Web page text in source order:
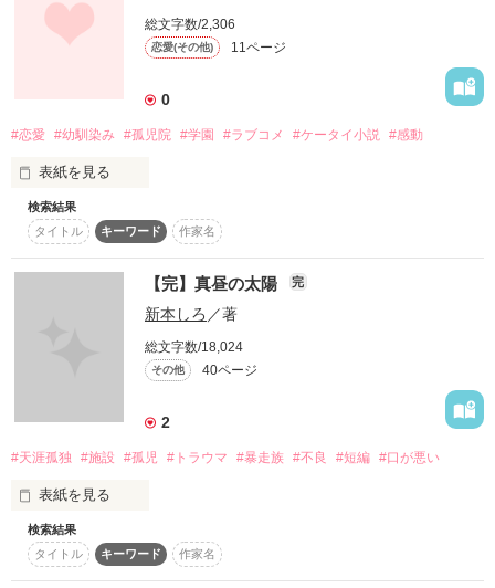
俳優
大嫌いな奴が
実は１０年前に好きだった人
それに気づいた途端
まるで１０年前に戻ったみたいで……
昔でストップしたはずの純愛が
また歯車を廻し始める
ﾓﾃﾞﾙ×俳優の非公開恋愛！？
総文字数/2,306
恋愛(その他) 11ページ
0
#恋愛 #幼馴染み #孤児院 #学園 #ラブコメ #ケータイ小説 #感動
表紙を見る
“ここから出して”と
キミを呼んでみたけど、
“そう、出ておいで”の
耳をふさぎ
目を閉じて
僕は置いていかれていく。
検索結果
タイトル
キーワード 作家名
【完】真昼の太陽 完
新本しろ ／著
総文字数/18,024
その他 40ページ
2
#天涯孤独 #施設 #孤児 #トラウマ #暴走族 #不良 #短編 #口が悪い
表紙を見る
検索結果
タイトル
キーワード 作家名